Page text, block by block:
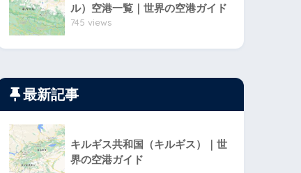
ル）空港一覧｜世界の空港ガイド
745 views
最新記事
キルギス共和国（キルギス）｜世
界の空港ガイド